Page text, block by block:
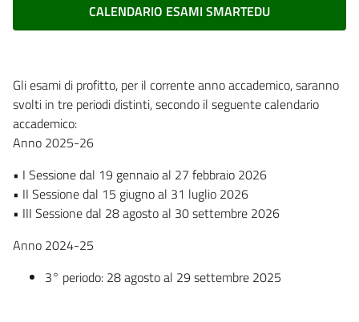
CALENDARIO ESAMI SMARTEDU
Gli esami di profitto, per il corrente anno accademico, saranno
svolti in tre periodi distinti, secondo il seguente calendario
accademico:
Anno 2025-26
• I Sessione dal 19 gennaio al 27 febbraio 2026
• II Sessione dal 15 giugno al 31 luglio 2026
• III Sessione dal 28 agosto al 30 settembre 2026
Anno 2024-25
3° periodo: 28 agosto al 29 settembre 2025